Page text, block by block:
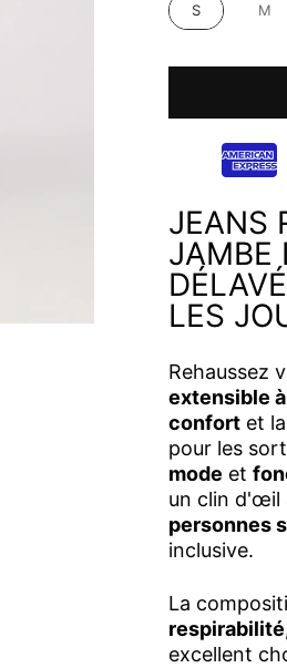
S M
JEANS
JAMBE
LES
Rehaussez
extensible
confort et la
pour les
mode et
un clin d'œil
personnes
inclusive.
La
excellent